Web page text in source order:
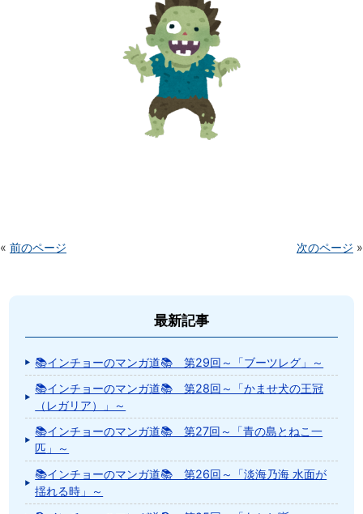
« 前のページ 次のページ »
最新記事
📚インチョーのマンガ道📚 第29回～「ブーツレグ」～
📚インチョーのマンガ道📚 第28回～「かませ犬の王冠
（レガリア）」～
📚インチョーのマンガ道📚 第27回～「青の島とねこ一
匹」～
📚インチョーのマンガ道📚 第26回～「淡海乃海 水面が
揺れる時」～